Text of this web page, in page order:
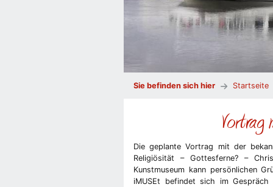
Sie befinden sich hier Startseite
Die geplante Vortrag mit der
Religiösität – Gottesferne? –
Kunstmuseum kann persönlichen
iMUSEt befindet sich im